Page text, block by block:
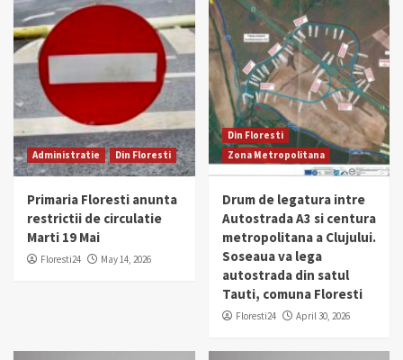
Administratie Din Floresti
Primaria Floresti anunta
restrictii de circulatie
Marti 19 Mai
Floresti24 May 14, 2026
Din Floresti
Zona Metropolitana
Drum de legatura intre
Autostrada A3 si centura
metropolitana a Clujului.
Soseaua va lega
autostrada din satul
Tauti, comuna Floresti
Floresti24 April 30, 2026